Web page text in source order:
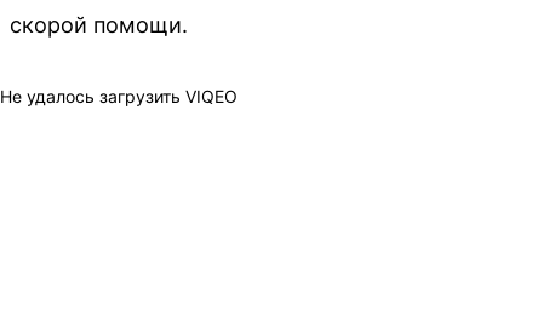
скорой помощи.
Не удалось загрузить VIQEO